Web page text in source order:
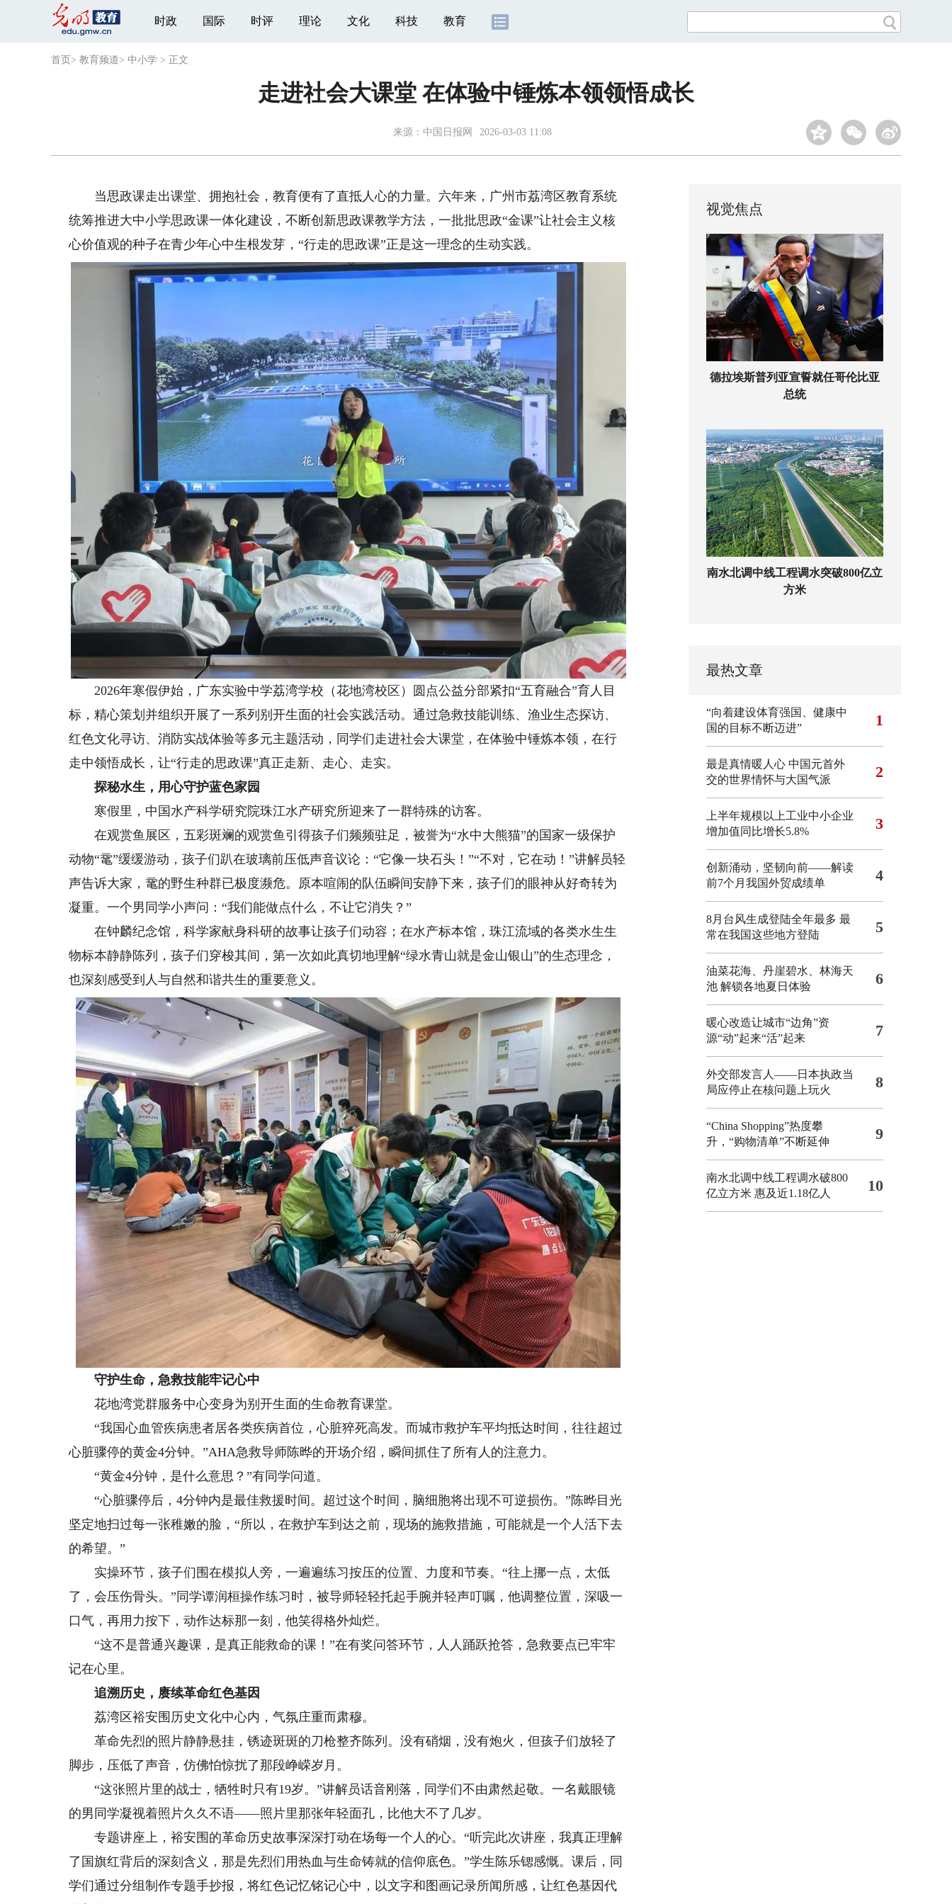
时政 国际 时评 理论 文化 科技 教育
首页 > 教育频道> 中小学 > 正文
走进社会大课堂 在体验中锤炼本领领悟成长
来源： 中国日报网 2026-03-03 11:08
当思政课走出课堂、拥抱社会，教育便有了直抵人心的力量。六年来，广州市荔湾区教育系统
统筹推进大中小学思政课一体化建设，不断创新思政课教学方法，一批批思政“金课”让社会主义核
心价值观的种子在青少年心中生根发芽，“行走的思政课”正是这一理念的生动实践。
2026年寒假伊始，广东实验中学荔湾学校（花地湾校区）圆点公益分部紧扣“五育融合”育人目
标，精心策划并组织开展了一系列别开生面的社会实践活动。通过急救技能训练、渔业生态探访、
红色文化寻访、消防实战体验等多元主题活动，同学们走进社会大课堂，在体验中锤炼本领，在行
走中领悟成长，让“行走的思政课”真正走新、走心、走实。
探秘水生，用心守护蓝色家园
寒假里，中国水产科学研究院珠江水产研究所迎来了一群特殊的访客。
在观赏鱼展区，五彩斑斓的观赏鱼引得孩子们频频驻足，被誉为“水中大熊猫”的国家一级保护
动物“鼋”缓缓游动，孩子们趴在玻璃前压低声音议论：“它像一块石头！”“不对，它在动！”讲解员轻
声告诉大家，鼋的野生种群已极度濒危。原本喧闹的队伍瞬间安静下来，孩子们的眼神从好奇转为
凝重。一个男同学小声问：“我们能做点什么，不让它消失？”
在钟麟纪念馆，科学家献身科研的故事让孩子们动容；在水产标本馆，珠江流域的各类水生生
物标本静静陈列，孩子们穿梭其间，第一次如此真切地理解“绿水青山就是金山银山”的生态理念，
也深刻感受到人与自然和谐共生的重要意义。
守护生命，急救技能牢记心中
花地湾党群服务中心变身为别开生面的生命教育课堂。
“我国心血管疾病患者居各类疾病首位，心脏猝死高发。而城市救护车平均抵达时间，往往超过
心脏骤停的黄金4分钟。”AHA急救导师陈晔的开场介绍，瞬间抓住了所有人的注意力。
“黄金4分钟，是什么意思？”有同学问道。
“心脏骤停后，4分钟内是最佳救援时间。超过这个时间，脑细胞将出现不可逆损伤。”陈晔目光
坚定地扫过每一张稚嫩的脸，“所以，在救护车到达之前，现场的施救措施，可能就是一个人活下去
的希望。”
实操环节，孩子们围在模拟人旁，一遍遍练习按压的位置、力度和节奏。“往上挪一点，太低
了，会压伤骨头。”同学谭润桓操作练习时，被导师轻轻托起手腕并轻声叮嘱，他调整位置，深吸一
口气，再用力按下，动作达标那一刻，他笑得格外灿烂。
“这不是普通兴趣课，是真正能救命的课！”在有奖问答环节，人人踊跃抢答，急救要点已牢牢
记在心里。
追溯历史，赓续革命红色基因
荔湾区裕安围历史文化中心内，气氛庄重而肃穆。
革命先烈的照片静静悬挂，锈迹斑斑的刀枪整齐陈列。没有硝烟，没有炮火，但孩子们放轻了
脚步，压低了声音，仿佛怕惊扰了那段峥嵘岁月。
“这张照片里的战士，牺牲时只有19岁。”讲解员话音刚落，同学们不由肃然起敬。一名戴眼镜
的男同学凝视着照片久久不语——照片里那张年轻面孔，比他大不了几岁。
专题讲座上，裕安围的革命历史故事深深打动在场每一个人的心。“听完此次讲座，我真正理解
了国旗红背后的深刻含义，那是先烈们用热血与生命铸就的信仰底色。”学生陈乐锶感慨。课后，同
学们通过分组制作专题手抄报，将红色记忆铭记心中，以文字和图画记录所闻所感，让红色基因代
视觉焦点
德拉埃斯普列亚宣誓就任哥伦比亚
总统
南水北调中线工程调水突破800亿立
方米
最热文章
“向着建设体育强国、健康中
国的目标不断迈进”
1
最是真情暖人心 中国元首外
交的世界情怀与大国气派
2
上半年规模以上工业中小企业
增加值同比增长5.8%
3
创新涌动，坚韧向前——解读
前7个月我国外贸成绩单
4
8月台风生成登陆全年最多 最
常在我国这些地方登陆
5
油菜花海、丹崖碧水、林海天
池 解锁各地夏日体验
6
暖心改造让城市“边角”资
源“动”起来“活”起来
7
外交部发言人——日本执政当
局应停止在核问题上玩火
8
“China Shopping”热度攀
升，“购物清单”不断延伸
9
南水北调中线工程调水破800
亿立方米 惠及近1.18亿人
10